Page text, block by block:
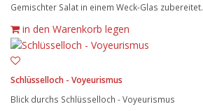
Gemischter Salat in einem Weck-Glas zubereitet.
in den Warenkorb legen
Schlüsselloch - Voyeurismus
Blick durchs Schlüsselloch - Voyeurismus